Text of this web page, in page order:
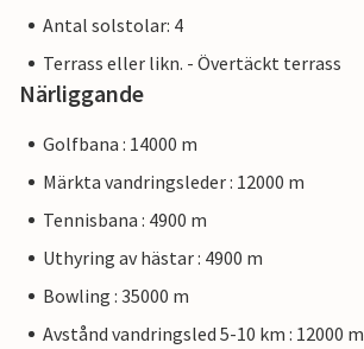
Antal solstolar: 4
Terrass eller likn. - Övertäckt terrass
Närliggande
Golfbana : 14000 m
Märkta vandringsleder : 12000 m
Tennisbana : 4900 m
Uthyring av hästar : 4900 m
Bowling : 35000 m
Avstånd vandringsled 5-10 km : 12000 m